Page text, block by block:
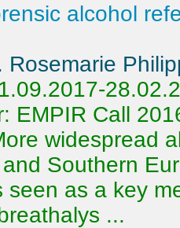
alcohol
Rosemarie
EMPIR Call
widespread
Southern
seen as a key
...